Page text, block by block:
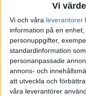
Vi
Vi och våra leverantorer
information på en
personuppgifter,
standardinformation
personanpassade
annons- och
att utveckla och
våra leverantörer